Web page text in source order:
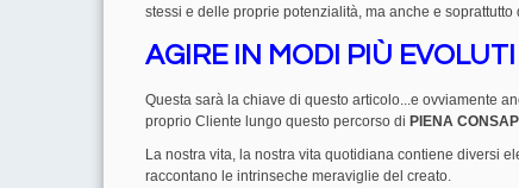
stessi e delle proprie potenzialità, ma anche e
AGIRE IN MODI PIÙ
Questa sarà la chiave di questo articolo...e ovviamente
proprio Cliente lungo questo percorso di PIENA
La nostra vita, la nostra vita quotidiana contiene diversi
raccontano le intrinseche meraviglie del creato.